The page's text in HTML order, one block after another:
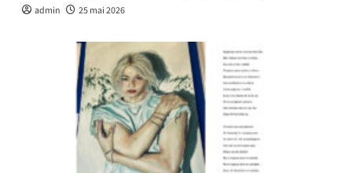
admin 25 mai 2026